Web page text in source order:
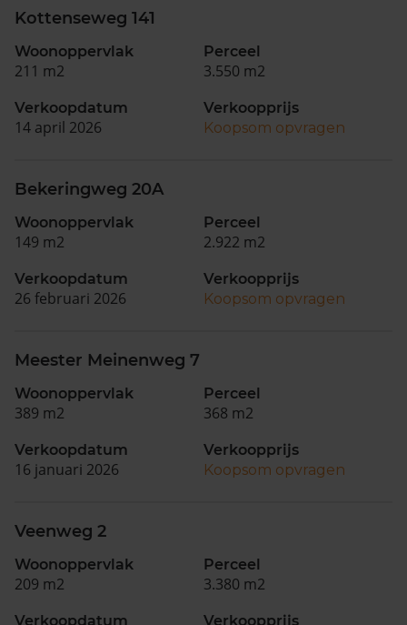
Kottenseweg 141
Woonoppervlak
211 m2
Perceel
3.550 m2
Verkoopdatum
14 april 2026
Verkoopprijs
Koopsom opvragen
Bekeringweg 20A
Woonoppervlak
149 m2
Perceel
2.922 m2
Verkoopdatum
26 februari 2026
Verkoopprijs
Koopsom opvragen
Meester Meinenweg 7
Woonoppervlak
389 m2
Perceel
368 m2
Verkoopdatum
16 januari 2026
Verkoopprijs
Koopsom opvragen
Veenweg 2
Woonoppervlak
209 m2
Perceel
3.380 m2
Verkoopdatum Verkoopprijs